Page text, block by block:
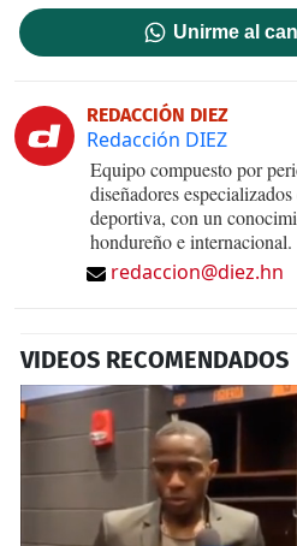
Unirme al
REDACCIÓN DIEZ
Redacción DIEZ
Equipo compuesto por
diseñadores
deportiva, con un
hondureño e internacional.
redaccion@diez.hn
VIDEOS RECOMENDADOS